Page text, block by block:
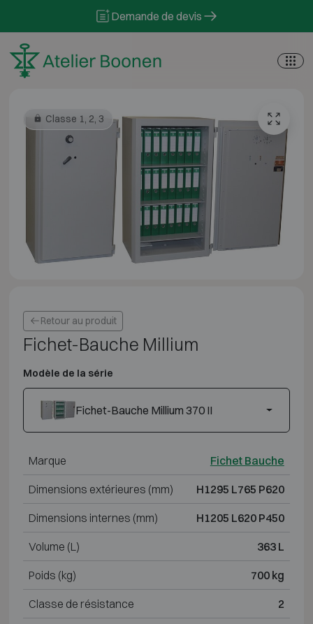
Demande de devis
Classe 1, 2, 3
Retour au produit
Fichet-Bauche Millium
Modèle de la série
Fichet-Bauche Millium 370 II
Marque Fichet Bauche
Dimensions extérieures (mm) H1295 L765 P620
Dimensions internes (mm) H1205 L620 P450
Volume (L) 363 L
Poids (kg) 700 kg
Classe de résistance 2